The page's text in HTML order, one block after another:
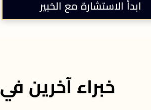
ابدأ الاستشارة مع الخبير
خبراء آخرين في